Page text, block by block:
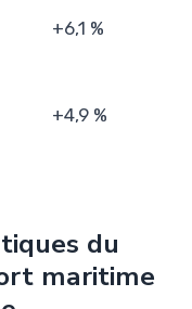
+6,1 %
+4,9 %
du
maritime